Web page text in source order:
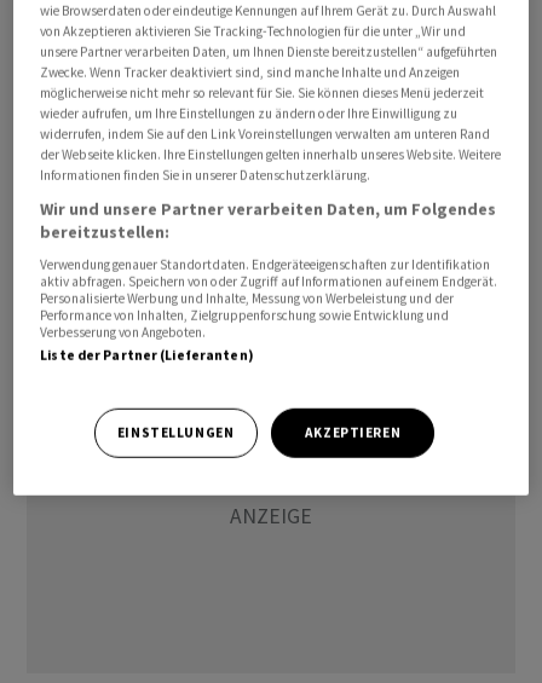
Finanzmärkten nach München. Dort veröffentlicht das
Ifo-Institut sein monatliches Geschäftsklima. Analysten
rechnen mit einer geringfügigen Aufhellung. In den
vergangenen Monaten hat sich die
Unternehmensstimmung Zug um Zug aufgehellt.
Ausschlaggebend war vor allem die abklingende
Energiekrise.
bgf/mis/pre
(AWP)
wie Browserdaten oder eindeutige Kennungen auf Ihrem Gerät zu. Durch Auswahl
von Akzeptieren aktivieren Sie Tracking-Technologien für die unter „Wir und
unsere Partner verarbeiten Daten, um Ihnen Dienste bereitzustellen“ aufgeführten
Zwecke. Wenn Tracker deaktiviert sind, sind manche Inhalte und Anzeigen
möglicherweise nicht mehr so relevant für Sie. Sie können dieses Menü jederzeit
wieder aufrufen, um Ihre Einstellungen zu ändern oder Ihre Einwilligung zu
widerrufen, indem Sie auf den Link Voreinstellungen verwalten am unteren Rand
der Webseite klicken. Ihre Einstellungen gelten innerhalb unseres Website. Weitere
Informationen finden Sie in unserer Datenschutzerklärung.
Wir und unsere Partner verarbeiten Daten, um Folgendes
bereitzustellen:
Verwendung genauer Standortdaten. Endgeräteeigenschaften zur Identifikation
aktiv abfragen. Speichern von oder Zugriff auf Informationen auf einem Endgerät.
Personalisierte Werbung und Inhalte, Messung von Werbeleistung und der
Performance von Inhalten, Zielgruppenforschung sowie Entwicklung und
Verbesserung von Angeboten.
Liste der Partner (Lieferanten)
EINSTELLUNGEN AKZEPTIEREN